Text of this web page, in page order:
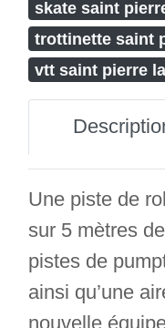
skate saint
trottinette saint
vtt saint pierre
Une piste de
sur 5 mètres
pistes de
ainsi qu’une
nouvelle